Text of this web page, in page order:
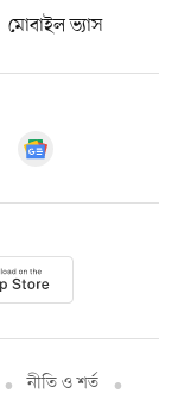
মোবাইল ভ্যাস
নীতি ও শর্ত